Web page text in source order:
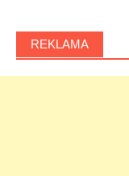
REKLAMA